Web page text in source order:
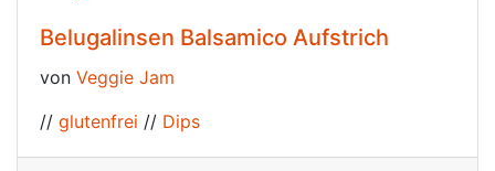
Belugalinsen Balsamico Aufstrich
von Veggie Jam
// glutenfrei // Dips